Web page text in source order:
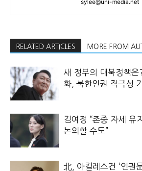
sylee@uni-media.net
RELATED ARTICLES MORE FROM
새 정부의 대북정책
화, 북한인권 적극성
김여정 “존중 자세 유
논의할 수도”
北, 아킬레스건 ‘인권